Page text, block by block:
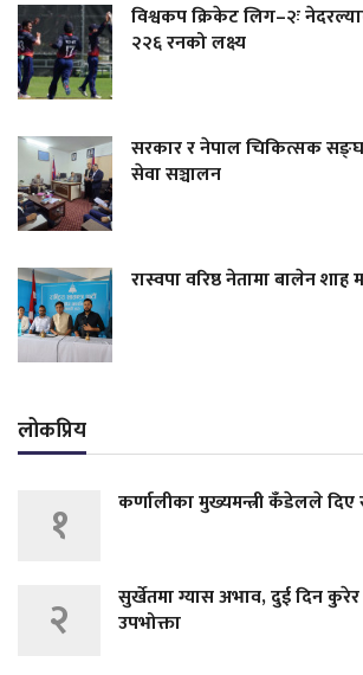
विश्वकप क्रिकेट लिग–२ः
२२६ रनको लक्ष्य
सरकार र नेपाल चिकित्सक
सेवा सञ्चालन
रास्वपा वरिष्ठ नेतामा बालेन शाह
लोकप्रिय
१ कर्णालीका मुख्यमन्त्री कँडेलले दिए
२
सुर्खेतमा ग्यास अभाव, दुई दिन
उपभोक्ता